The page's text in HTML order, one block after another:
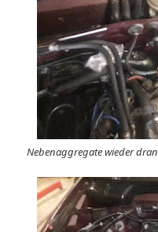
Nebenaggregate wieder dran